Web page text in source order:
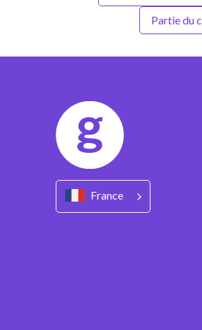
Partie du
France